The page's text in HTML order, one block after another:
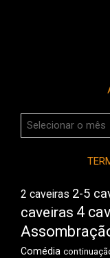
Arquivos
do
2 caveiras 2-5
caveiras 4
Comédia